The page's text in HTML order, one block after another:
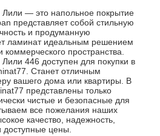
— это напольное покрытие
представляет собой стильную
и продуманную
ламинат идеальным решением
пространства.
446 доступен для покупки в
Станет отличным
вашего дома или квартиры. В
представлены только
чистые и безопасные для
все пожелания наших
качество, надежность,
цены.